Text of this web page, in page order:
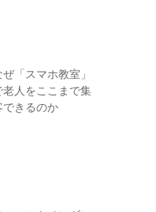
ぜ「スマホ教室」
老人をここまで集
できるのか